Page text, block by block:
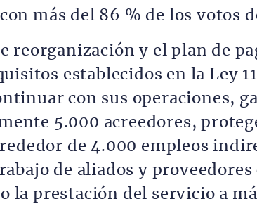
más del 86 % de los votos
reorganización y el plan de
establecidos en la Ley
con sus operaciones,
5.000 acreedores,
de 4.000 empleos
de aliados y
la prestación del servicio a